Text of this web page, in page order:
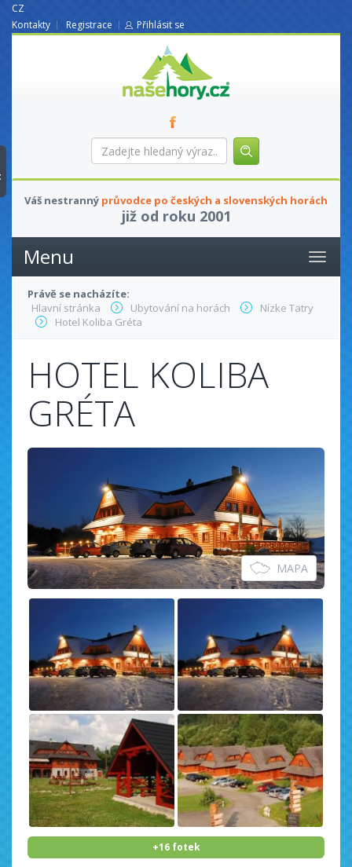
CZ
Kontakty
Registrace Přihlásit se
nasehory.cz
Zadejte
hledaný
Váš nestranný průvodce po českých a slovenských horách
již od roku 2001
Menu
Právě se nacházíte:
Hlavní stránka
Ubytování na horách
Nízke Tatry
Hotel Koliba Gréta
HOTEL KOLIBA
GRÉTA
MAPA
+16 fotek